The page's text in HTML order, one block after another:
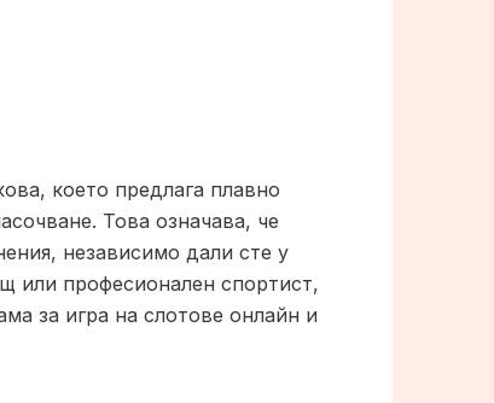
което предлага плавно
Това означава, че
независимо дали сте у
или професионален спортист,
за игра на слотове онлайн и